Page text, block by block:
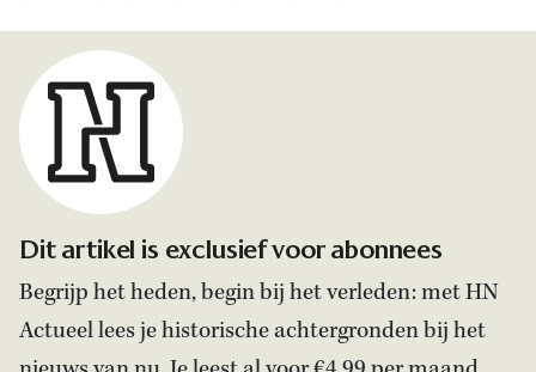
Dit artikel is exclusief voor abonnees
Begrijp het heden, begin bij het verleden: met HN
Actueel lees je historische achtergronden bij het